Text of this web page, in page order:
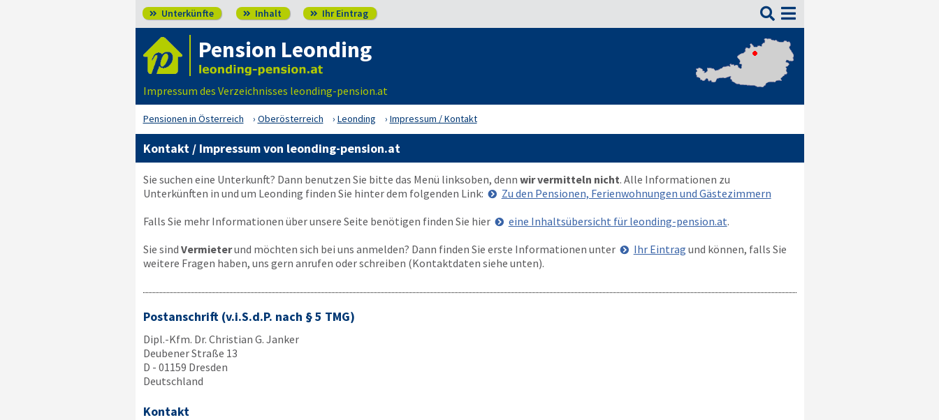
 Unterkünfte  Inhalt  Ihr Eintrag 
Pension Leonding
Impressum des Verzeichnisses leonding-pension.at
Pensionen in Österreich Oberösterreich Leonding Impressum / Kontakt
Kontakt / Impressum von leonding-pension.at
Sie suchen eine Unterkunft? Dann benutzen Sie bitte das Menü linksoben, denn wir vermitteln nicht. Alle Informationen zu
Unterkünften in und um Leonding finden Sie hinter dem folgenden Link:
Zu den Pensionen, Ferienwohnungen und Gästezimmern
Falls Sie mehr Informationen über unsere Seite benötigen finden Sie hier
eine Inhaltsübersicht für leonding-pension.at.
Sie sind Vermieterund möchten sich bei uns anmelden? Dann finden Sie erste Informationen unter Ihr Eintrag und können, falls Sie
weitere Fragen haben, uns gern anrufen oder schreiben (Kontaktdaten siehe unten).
Postanschrift (v.i.S.d.P. nach § 5 TMG)
Dipl.-Kfm. Dr. Christian G. Janker
Deubener Straße 13
D - 01159 Dresden
Deutschland
Kontakt